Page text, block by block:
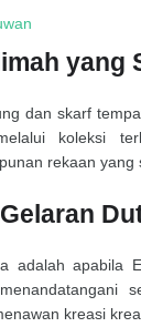
yang
dan skarf
koleksi
rekaan
adalah apabila
kreasi